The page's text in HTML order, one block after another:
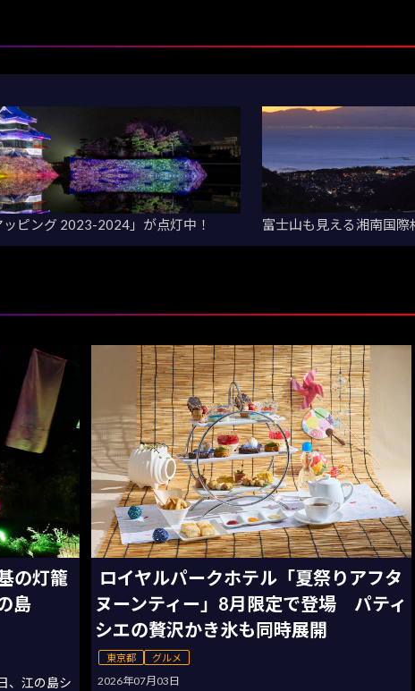
ッピング 2023-2024」が点灯中！ 富士山も見える湘南国
の灯籠
島
、江の島シ
ロイヤルパークホテル「夏祭りアフタ
ヌーンティー」8月限定で登場 パティ
シエの贅沢かき氷も同時展開
東京都 グルメ
2026年07月03日